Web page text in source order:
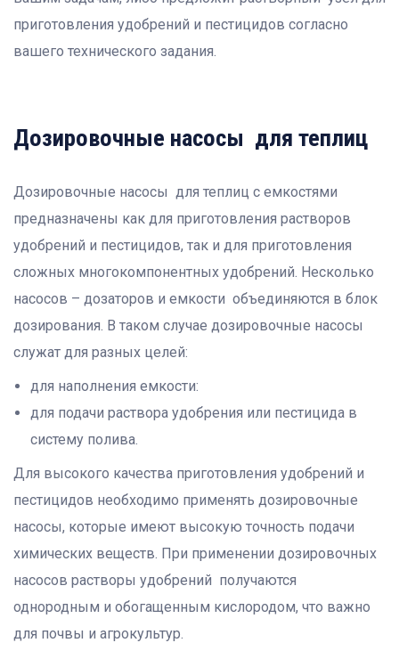
приготовления удобрений и пестицидов согласно
вашего технического задания.
Дозировочные насосы для теплиц
Дозировочные насосы для теплиц с емкостями
предназначены как для приготовления растворов
удобрений и пестицидов, так и для приготовления
сложных многокомпонентных удобрений. Несколько
насосов – дозаторов и емкости объединяются в блок
дозирования. В таком случае дозировочные насосы
служат для разных целей:
для наполнения емкости:
для подачи раствора удобрения или пестицида в
систему полива.
Для высокого качества приготовления удобрений и
пестицидов необходимо применять дозировочные
насосы, которые имеют высокую точность подачи
химических веществ. При применении дозировочных
насосов растворы удобрений получаются
однородным и обогащенным кислородом, что важно
для почвы и агрокультур.